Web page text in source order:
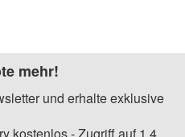
mehr!
und erhalte exklusive